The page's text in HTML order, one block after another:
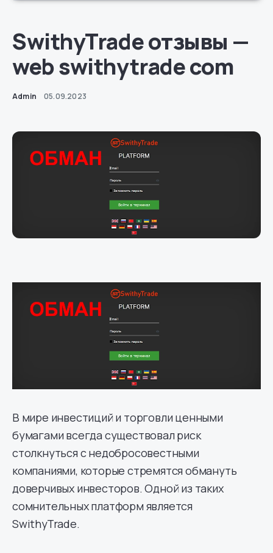
SwithyTrade отзывы —
web swithytrade com
Admin 05.09.2023
В мире инвестиций и торговли ценными
бумагами всегда существовал риск
столкнуться с недобросовестными
компаниями, которые стремятся обмануть
доверчивых инвесторов. Одной из таких
сомнительных платформ является
SwithyTrade.